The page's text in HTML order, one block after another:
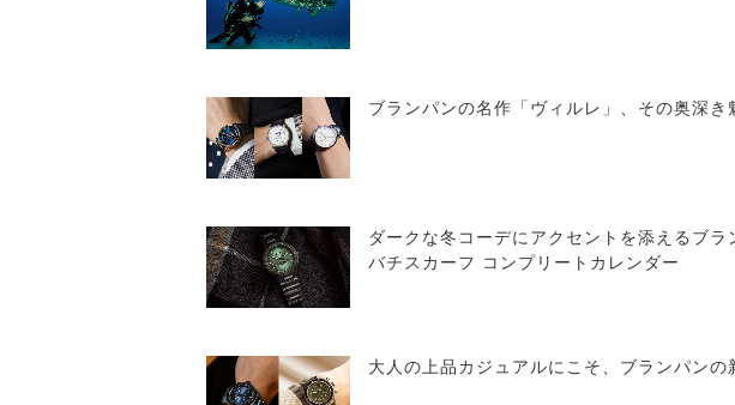
ブランパンの名作「ヴィルレ」、その奥深き
ダークな冬コーデにアクセントを添えるブ
バチスカーフ コンプリートカレンダー
大人の上品カジュアルにこそ、ブランパンの